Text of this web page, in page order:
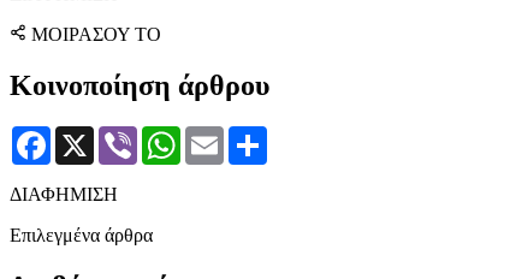
ΜΟΙΡΑΣΟΥ ΤΟ
Κοινοποίηση άρθρου
Facebook
X Viber WhatsApp
Email
ΔΙΑΦΗΜΙΣΗ
Επιλεγμένα άρθρα